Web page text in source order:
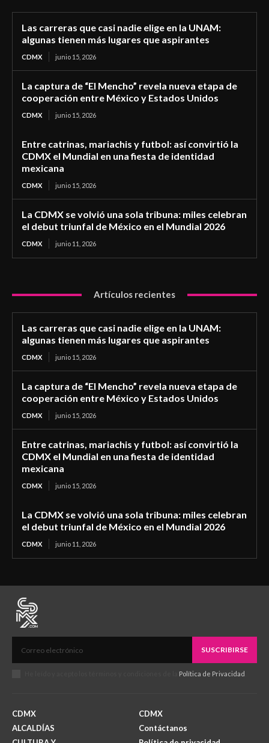
Las carreras que casi nadie elige en la UNAM:
algunas tienen más lugares que aspirantes
CDMX junio 15, 2026
La captura de “El Mencho” revela nueva etapa de
cooperación entre México y Estados Unidos
CDMX junio 15, 2026
Entre catrinas, mariachis y futbol: así convirtió la
CDMX el Mundial en una fiesta de identidad
mexicana
CDMX junio 15, 2026
La CDMX se volvió una sola tribuna: miles celebran
el debut triunfal de México en el Mundial 2026
CDMX junio 11, 2026
Artículos recientes
Las carreras que casi nadie elige en la UNAM:
algunas tienen más lugares que aspirantes
CDMX junio 15, 2026
La captura de “El Mencho” revela nueva etapa de
cooperación entre México y Estados Unidos
CDMX junio 15, 2026
Entre catrinas, mariachis y futbol: así convirtió la
CDMX el Mundial en una fiesta de identidad
mexicana
CDMX junio 15, 2026
La CDMX se volvió una sola tribuna: miles celebran
el debut triunfal de México en el Mundial 2026
CDMX junio 11, 2026
SUSCRIBIRSE
Política de Privacidad
CDMX
ALCALDÍAS
CDMX
Contáctanos